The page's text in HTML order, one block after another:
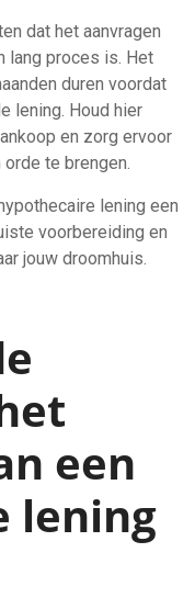
dat het aanvragen
lang proces is. Het
duren voordat
lening. Houd hier
en zorg ervoor
te brengen.
lening een
voorbereiding en
jouw droomhuis.
een
lening